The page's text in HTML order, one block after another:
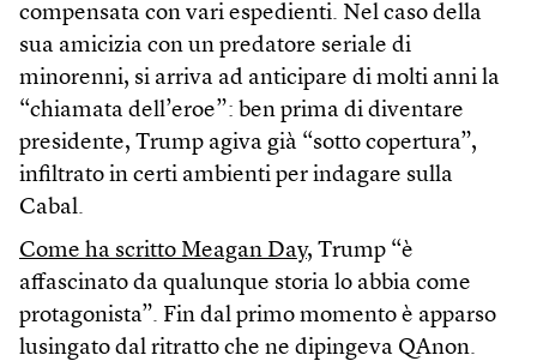
compensata con vari espedienti. Nel caso della
sua amicizia con un predatore seriale di
minorenni, si arriva ad anticipare di molti anni la
“chiamata dell’eroe”: ben prima di diventare
presidente, Trump agiva già “sotto copertura”,
infiltrato in certi ambienti per indagare sulla
Cabal.
Come ha scritto Meagan Day, Trump “è
affascinato da qualunque storia lo abbia come
protagonista”. Fin dal primo momento è apparso
lusingato dal ritratto che ne dipingeva QAnon.